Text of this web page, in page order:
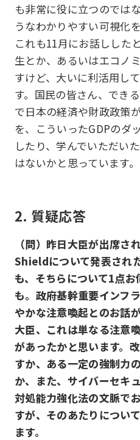
も非常に役に立つのでは
うなわかりやすい可視化
これも11月にお話しした
生とか、あるいはエコノ
すけど、大いに利活用し
す。国民の皆さん、でき
で日本の経済や財政政策
を、こういったGDPのダ
したり、学んでいただい
はないかと思っています。
2. 質疑応答
（問）昨日大臣が出席
Shieldについて発表され
も、そちらについて1点
も。政府基幹重要インフ
やかな注意喚起とのお話
大臣、これは単なる注意
があったかと思います。
すか、ある一定の強制力
か、また、サイバーセキ
対処能力強化法の文脈で
すが、そのあたりについ
ます。